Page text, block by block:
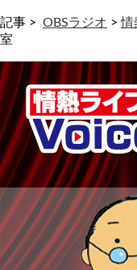
記事 > OBSラジオ >情
室